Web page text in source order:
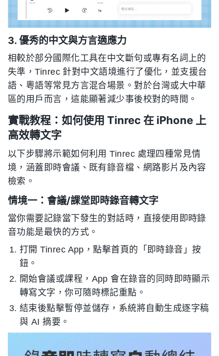
3. 優秀的中文與方言適應力
相較於部分國際化工具在中文斷句或專有名詞上的
失準，Tinrec 針對中文語境進行了優化，並支援台
語、粵語等常見方言混合場景。對於台灣或大中華
區的用戶而言，這能顯著減少事後校對的時間。
實戰教程：如何使用 Tinrec 在 iPhone 上
高效轉文字
以下步驟將示範如何利用 Tinrec 處理四種常見情
境，涵蓋即時會議、既有錄音檔、網路影片及內容
檢索。
情境一：會議/課堂即時錄音轉文字
當你需要記錄當下發生的對話時，直接使用即時錄
音功能是最快的方式。
打開 Tinrec App，點擊首頁的「即時錄音」按
鈕。
開始會議或課程，App 會在錄音的同時即時顯示
轉寫文字，你可隨時標記重點。
結束後點擊暫停並儲存，系統將自動生成逐字稿
與 AI 摘要。